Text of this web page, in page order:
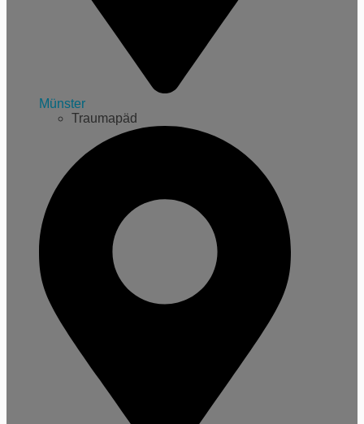
Münster
Traumapäd